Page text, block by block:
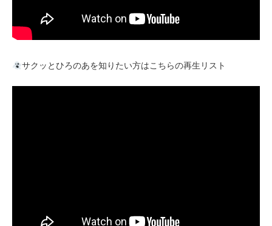
サクッとひろのあを知りたい方はこちらの再生リスト